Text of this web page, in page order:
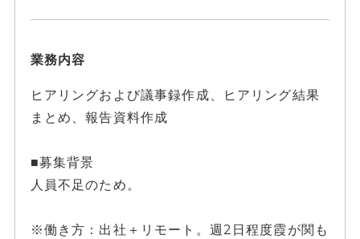
業務内容
ヒアリングおよび議事録作成、ヒアリング結果
まとめ、報告資料作成
■募集背景
人員不足のため。
※働き方：出社＋リモート。週2日程度霞が関も